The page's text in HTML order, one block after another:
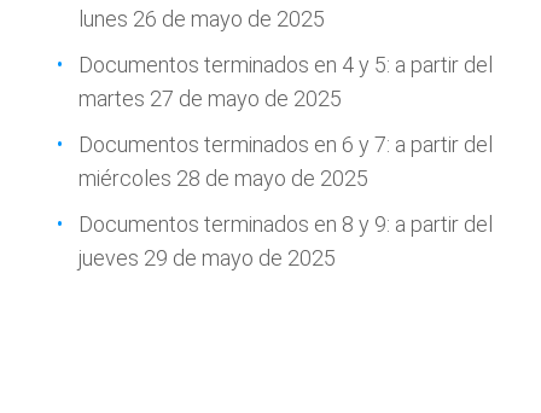
lunes 26 de mayo de 2025
Documentos terminados en 4 y 5: a partir del
martes 27 de mayo de 2025
Documentos terminados en 6 y 7: a partir del
miércoles 28 de mayo de 2025
Documentos terminados en 8 y 9: a partir del
jueves 29 de mayo de 2025